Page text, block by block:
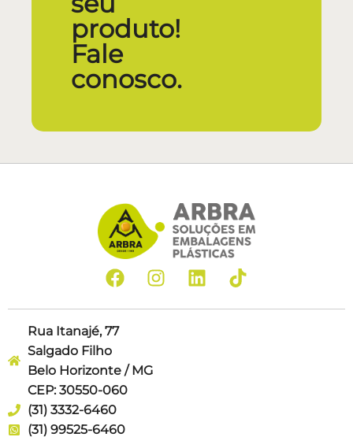
produto!
Fale
conosco.
Rua Itanajé, 77
Salgado Filho
Belo Horizonte / MG
CEP: 30550-060
(31) 3332-6460
(31) 99525-6460